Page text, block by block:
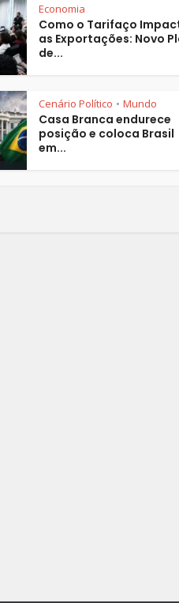
Economia
Como o Tarifaço
as Exportações: Novo
de...
Cenário Político • Mundo
Casa Branca endurece
posição e coloca Brasil
em...